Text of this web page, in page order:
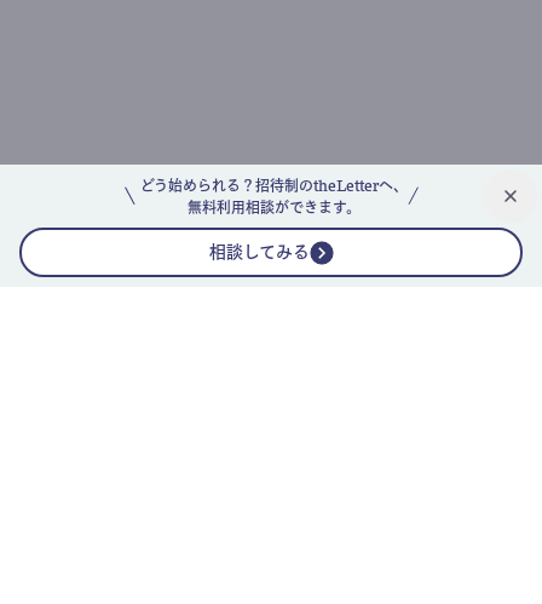
どう始められる？招待制のtheLetterへ、
無料利用相談ができます。
相談してみる